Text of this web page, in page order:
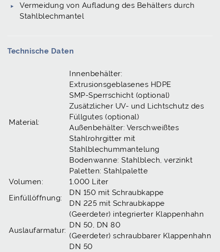
Vermeidung von Aufladung des Behälters durch
Stahlblechmantel
Technische Daten
Material:
Innenbehälter:
Extrusionsgeblasenes HDPE
SMP-Sperrschicht (optional)
Zusätzlicher UV- und Lichtschutz des
Füllgutes (optional)
Außenbehälter: Verschweißtes
Stahlrohrgitter mit
Stahlblechummantelung
Bodenwanne: Stahlblech, verzinkt
Paletten: Stahlpalette
Volumen:
1.000 Liter
Einfüllöffnung:
DN 150 mit Schraubkappe
DN 225 mit Schraubkappe
Auslaufarmatur:
(Geerdeter) integrierter Klappenhahn
DN 50, DN 80
(Geerdeter) schraubbarer Klappenhahn
DN 50